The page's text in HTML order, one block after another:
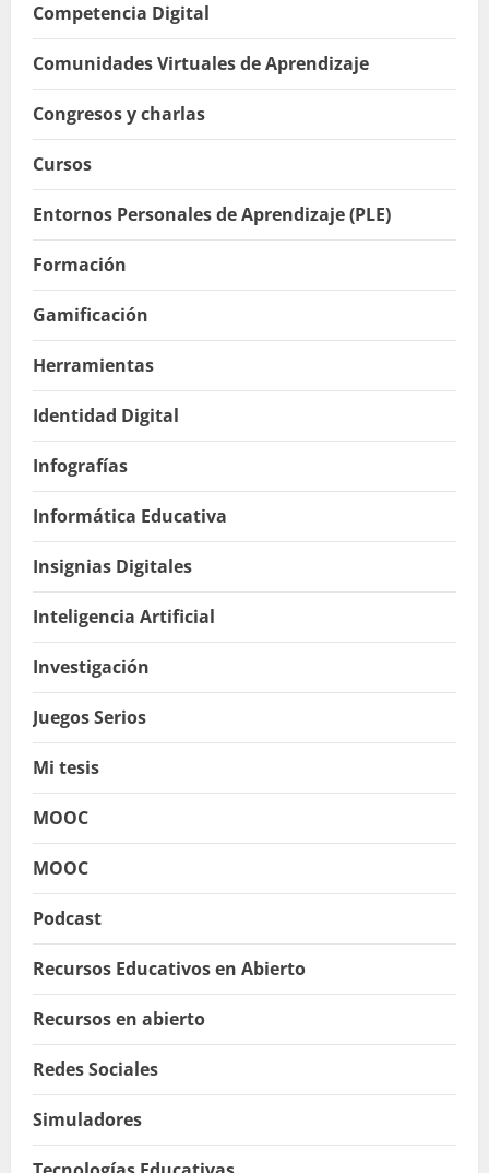
Competencia Digital
Comunidades Virtuales de Aprendizaje
Congresos y charlas
Cursos
Entornos Personales de Aprendizaje (PLE)
Formación
Gamificación
Herramientas
Identidad Digital
Infografías
Informática Educativa
Insignias Digitales
Inteligencia Artificial
Investigación
Juegos Serios
Mi tesis
MOOC
MOOC
Podcast
Recursos Educativos en Abierto
Recursos en abierto
Redes Sociales
Simuladores